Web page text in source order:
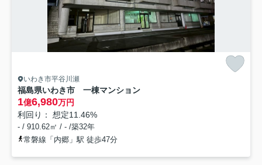
いわき市平谷川瀬
福島県いわき市 一棟マンション
1億6,980万円
利回り： 想定11.46%
- / 910.62㎡ / - /築32年
常磐線「内郷」駅 徒歩47分